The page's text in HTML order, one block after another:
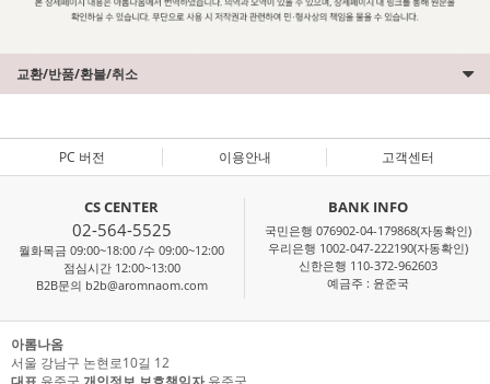
교환/반품/환불/취소
PC 버전 이용안내 고객센터
CS CENTER
02-564-5525
월화목금 09:00~18:00 /수 09:00~12:00
점심시간 12:00~13:00
B2B문의 b2b@aromnaom.com
BANK INFO
국민은행 076902-04-179868(자동확인)
우리은행 1002-047-222190(자동확인)
신한은행 110-372-962603
예금주 : 윤준국
아롬나옴
서울 강남구 논현로10길 12